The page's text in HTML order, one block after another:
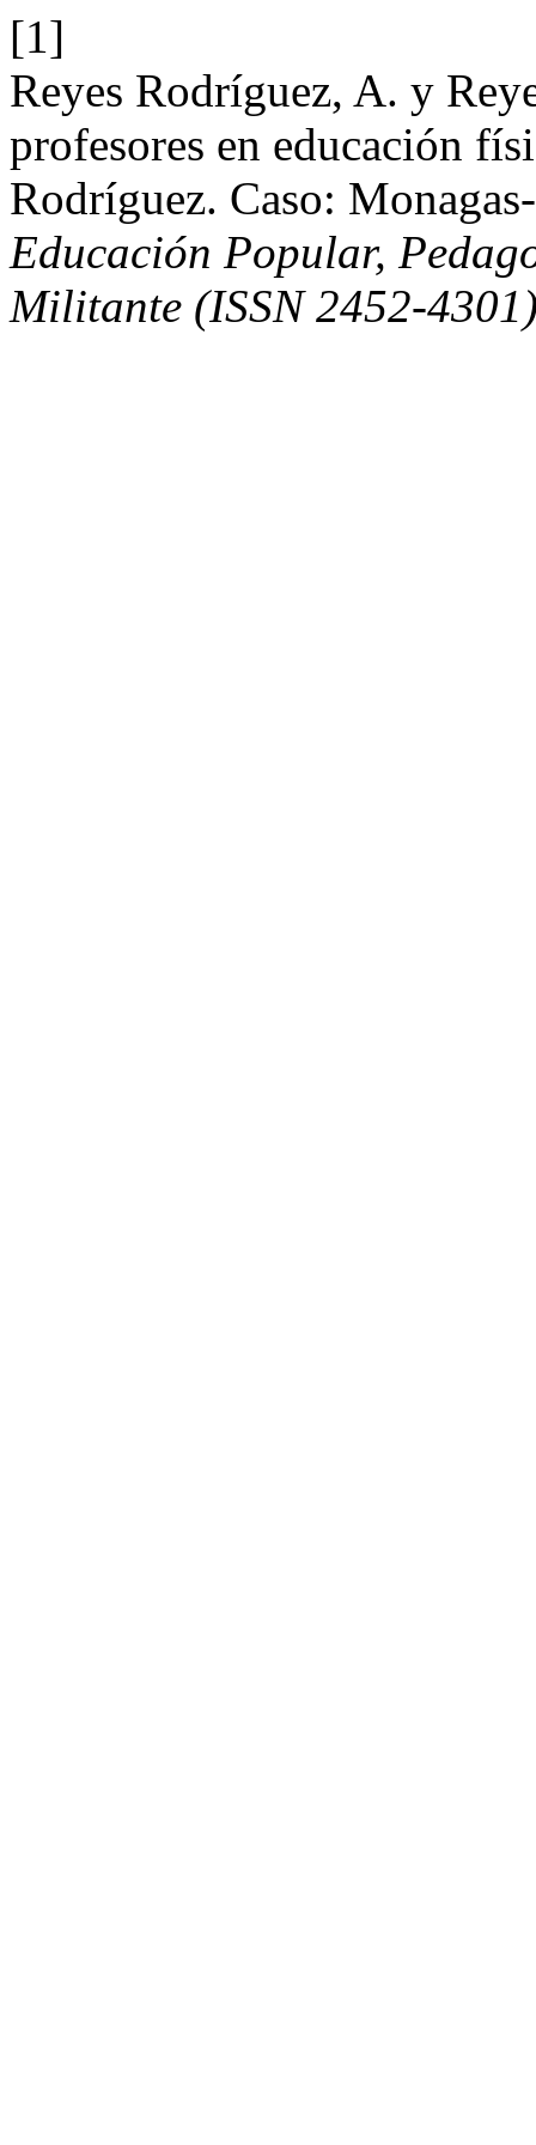
[1]
Reyes Rodríguez, A. y
profesores en educación
Rodríguez. Caso:
Educación Popular,
Militante (ISSN 2452-